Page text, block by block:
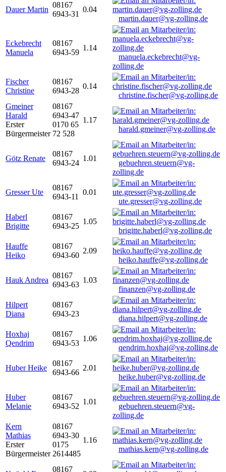
Dauer Martin
08167
6943-31
0.04
martin.dauer@vg-zolling.de
Eckebrecht
Manuela
08167
6943-59
1.14
manuela.eckebrecht@vg-
zolling.de
Fischer
Christine
08167
6943-28
0.14
christine.fischer@vg-zolling.de
Gmeiner
Harald
Erster
Bürgermeister
08167
6943-47
0170 65
72 528
1.17
harald.gmeiner@vg-zolling.de
Götz Renate
08167
6943-24
1.01
gebuehren.steuern@vg-
zolling.de
Gresser Ute
08167
6943-11
0.01
ute.gresser@vg-zolling.de
Haberl
Brigitte
08167
6943-25
1.05
brigitte.haberl@vg-zolling.de
Hauffe
Heiko
08167
6943-60
2.09
heiko.hauffe@vg-zolling.de
Hauk Andrea
08167
6943-63
1.03
finanzen@vg-zolling.de
Hilpert
Diana
08167
6943-23
diana.hilpert@vg-zolling.de
Hoxhaj
Qendrim
08167
6943-53
1.06
qendrim.hoxhaj@vg-zolling.de
Huber Heike
08167
6943-66
2.01
heike.huber@vg-zolling.de
Huber
Melanie
08167
6943-52
1.01
gebuehren.steuern@vg-
zolling.de
Kern
Mathias
Erster
Bürgermeister
08167
6943-30
0175
2614485
1.16
mathias.kern@vg-zolling.de
08167